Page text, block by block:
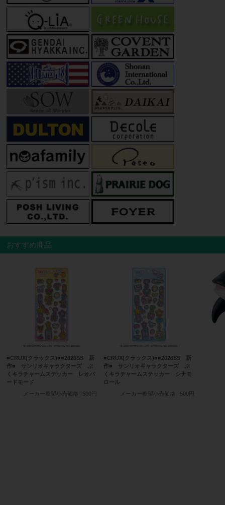
おすすめ商品
■CRUX(クラックス)■■2026SS 新
作■ サンリオキャラクターズ ぷ
くキラチャームステッカー レオパ
ードモード
メーカー希望小売価格
500円
■CRUX(クラックス)■■2026SS 新
作■ サンリオキャラクターズ ぷ
くキラチャームステッカー シナモ
ロール
メーカー希望小売価格
500円